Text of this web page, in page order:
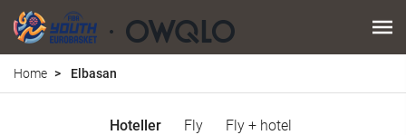
Home Elbasan
Hoteller Fly Fly + hotel